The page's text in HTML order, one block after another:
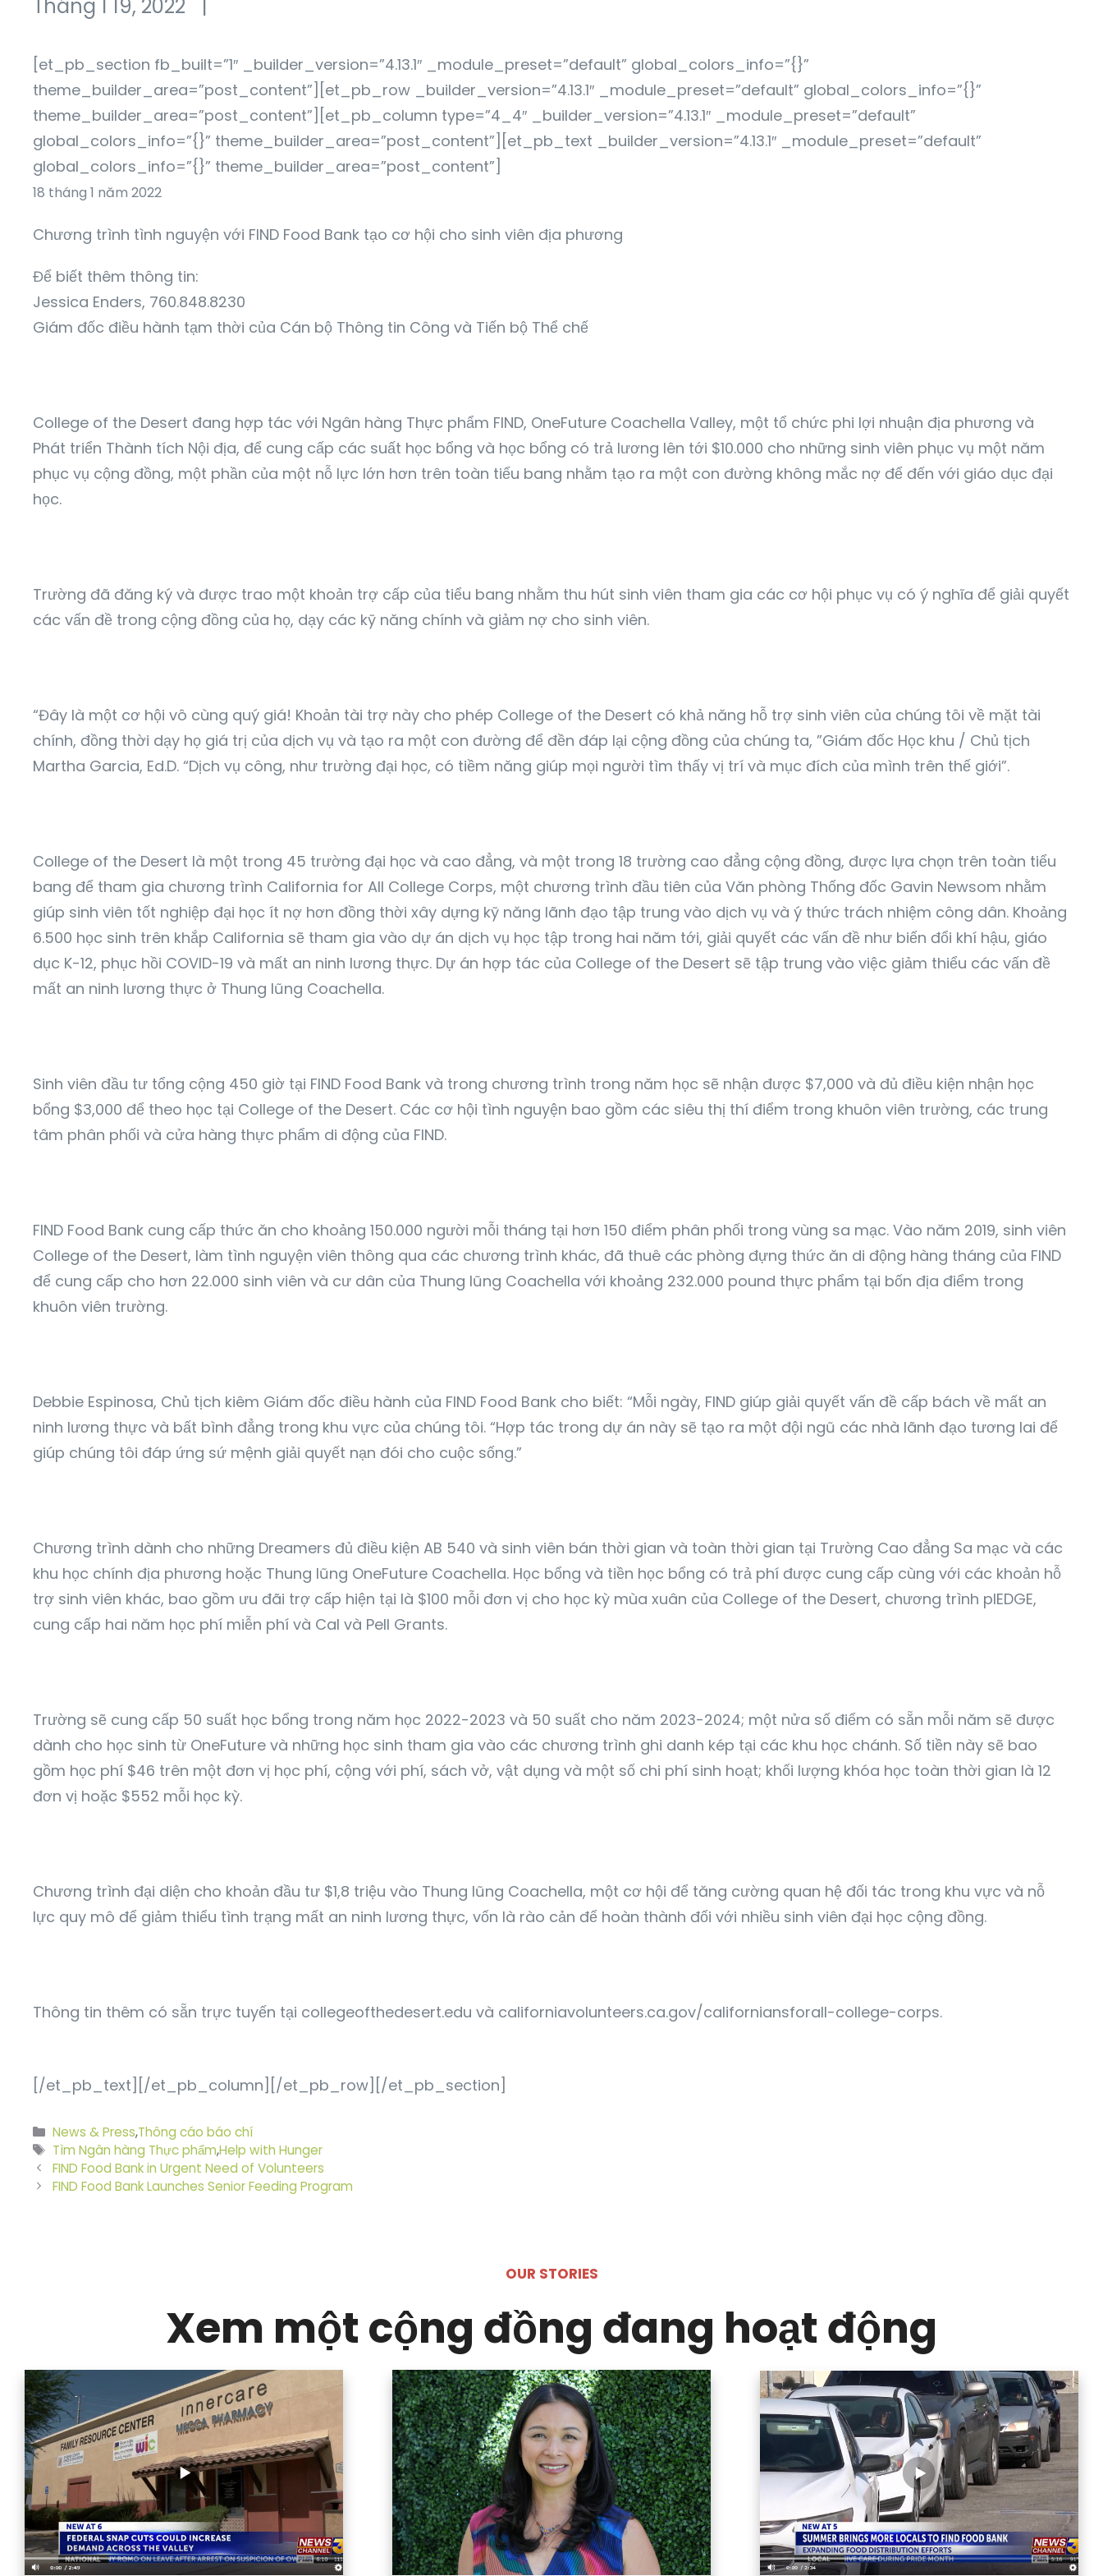
Tháng 1 19, 2022 |
[et_pb_section fb_built=”1″ _builder_version=”4.13.1″ _module_preset=”default” global_colors_info=”{}”
theme_builder_area=”post_content”][et_pb_row _builder_version=”4.13.1″ _module_preset=”default” global_colors_info=”{}”
theme_builder_area=”post_content”][et_pb_column type=”4_4″ _builder_version=”4.13.1″ _module_preset=”default”
global_colors_info=”{}” theme_builder_area=”post_content”][et_pb_text _builder_version=”4.13.1″ _module_preset=”default”
global_colors_info=”{}” theme_builder_area=”post_content”]
18 tháng 1 năm 2022
Chương trình tình nguyện với FIND Food Bank tạo cơ hội cho sinh viên địa phương
Để biết thêm thông tin:
Jessica Enders, 760.848.8230
Giám đốc điều hành tạm thời của Cán bộ Thông tin Công và Tiến bộ Thể chế
College of the Desert đang hợp tác với Ngân hàng Thực phẩm FIND, OneFuture Coachella Valley, một tổ chức phi lợi nhuận địa phương và
Phát triển Thành tích Nội địa, để cung cấp các suất học bổng và học bổng có trả lương lên tới $10.000 cho những sinh viên phục vụ một năm
phục vụ cộng đồng, một phần của một nỗ lực lớn hơn trên toàn tiểu bang nhằm tạo ra một con đường không mắc nợ để đến với giáo dục đại
học.
Trường đã đăng ký và được trao một khoản trợ cấp của tiểu bang nhằm thu hút sinh viên tham gia các cơ hội phục vụ có ý nghĩa để giải quyết
các vấn đề trong cộng đồng của họ, dạy các kỹ năng chính và giảm nợ cho sinh viên.
“Đây là một cơ hội vô cùng quý giá! Khoản tài trợ này cho phép College of the Desert có khả năng hỗ trợ sinh viên của chúng tôi về mặt tài
chính, đồng thời dạy họ giá trị của dịch vụ và tạo ra một con đường để đền đáp lại cộng đồng của chúng ta, ”Giám đốc Học khu / Chủ tịch
Martha Garcia, Ed.D. “Dịch vụ công, như trường đại học, có tiềm năng giúp mọi người tìm thấy vị trí và mục đích của mình trên thế giới”.
College of the Desert là một trong 45 trường đại học và cao đẳng, và một trong 18 trường cao đẳng cộng đồng, được lựa chọn trên toàn tiểu
bang để tham gia chương trình California for All College Corps, một chương trình đầu tiên của Văn phòng Thống đốc Gavin Newsom nhằm
giúp sinh viên tốt nghiệp đại học ít nợ hơn đồng thời xây dựng kỹ năng lãnh đạo tập trung vào dịch vụ và ý thức trách nhiệm công dân. Khoảng
6.500 học sinh trên khắp California sẽ tham gia vào dự án dịch vụ học tập trong hai năm tới, giải quyết các vấn đề như biến đổi khí hậu, giáo
dục K-12, phục hồi COVID-19 và mất an ninh lương thực. Dự án hợp tác của College of the Desert sẽ tập trung vào việc giảm thiểu các vấn đề
mất an ninh lương thực ở Thung lũng Coachella.
Sinh viên đầu tư tổng cộng 450 giờ tại FIND Food Bank và trong chương trình trong năm học sẽ nhận được $7,000 và đủ điều kiện nhận học
bổng $3,000 để theo học tại College of the Desert. Các cơ hội tình nguyện bao gồm các siêu thị thí điểm trong khuôn viên trường, các trung
tâm phân phối và cửa hàng thực phẩm di động của FIND.
FIND Food Bank cung cấp thức ăn cho khoảng 150.000 người mỗi tháng tại hơn 150 điểm phân phối trong vùng sa mạc. Vào năm 2019, sinh viên
College of the Desert, làm tình nguyện viên thông qua các chương trình khác, đã thuê các phòng đựng thức ăn di động hàng tháng của FIND
để cung cấp cho hơn 22.000 sinh viên và cư dân của Thung lũng Coachella với khoảng 232.000 pound thực phẩm tại bốn địa điểm trong
khuôn viên trường.
Debbie Espinosa, Chủ tịch kiêm Giám đốc điều hành của FIND Food Bank cho biết: “Mỗi ngày, FIND giúp giải quyết vấn đề cấp bách về mất an
ninh lương thực và bất bình đẳng trong khu vực của chúng tôi. “Hợp tác trong dự án này sẽ tạo ra một đội ngũ các nhà lãnh đạo tương lai để
giúp chúng tôi đáp ứng sứ mệnh giải quyết nạn đói cho cuộc sống.”
Chương trình dành cho những Dreamers đủ điều kiện AB 540 và sinh viên bán thời gian và toàn thời gian tại Trường Cao đẳng Sa mạc và các
khu học chính địa phương hoặc Thung lũng OneFuture Coachella. Học bổng và tiền học bổng có trả phí được cung cấp cùng với các khoản hỗ
trợ sinh viên khác, bao gồm ưu đãi trợ cấp hiện tại là $100 mỗi đơn vị cho học kỳ mùa xuân của College of the Desert, chương trình plEDGE,
cung cấp hai năm học phí miễn phí và Cal và Pell Grants.
Trường sẽ cung cấp 50 suất học bổng trong năm học 2022-2023 và 50 suất cho năm 2023-2024; một nửa số điểm có sẵn mỗi năm sẽ được
dành cho học sinh từ OneFuture và những học sinh tham gia vào các chương trình ghi danh kép tại các khu học chánh. Số tiền này sẽ bao
gồm học phí $46 trên một đơn vị học phí, cộng với phí, sách vở, vật dụng và một số chi phí sinh hoạt; khối lượng khóa học toàn thời gian là 12
đơn vị hoặc $552 mỗi học kỳ.
Chương trình đại diện cho khoản đầu tư $1,8 triệu vào Thung lũng Coachella, một cơ hội để tăng cường quan hệ đối tác trong khu vực và nỗ
lực quy mô để giảm thiểu tình trạng mất an ninh lương thực, vốn là rào cản để hoàn thành đối với nhiều sinh viên đại học cộng đồng.
Thông tin thêm có sẵn trực tuyến tại collegeofthedesert.edu và californiavolunteers.ca.gov/californiansforall-college-corps.
[/et_pb_text][/et_pb_column][/et_pb_row][/et_pb_section]
Danh
mục
News & Press,Thông cáo báo chí
Thẻ
Tìm Ngân hàng Thực phẩm,Help with Hunger
FIND Food Bank in Urgent Need of Volunteers
FIND Food Bank Launches Senior Feeding Program
OUR STORIES
Xem một cộng đồng đang hoạt động